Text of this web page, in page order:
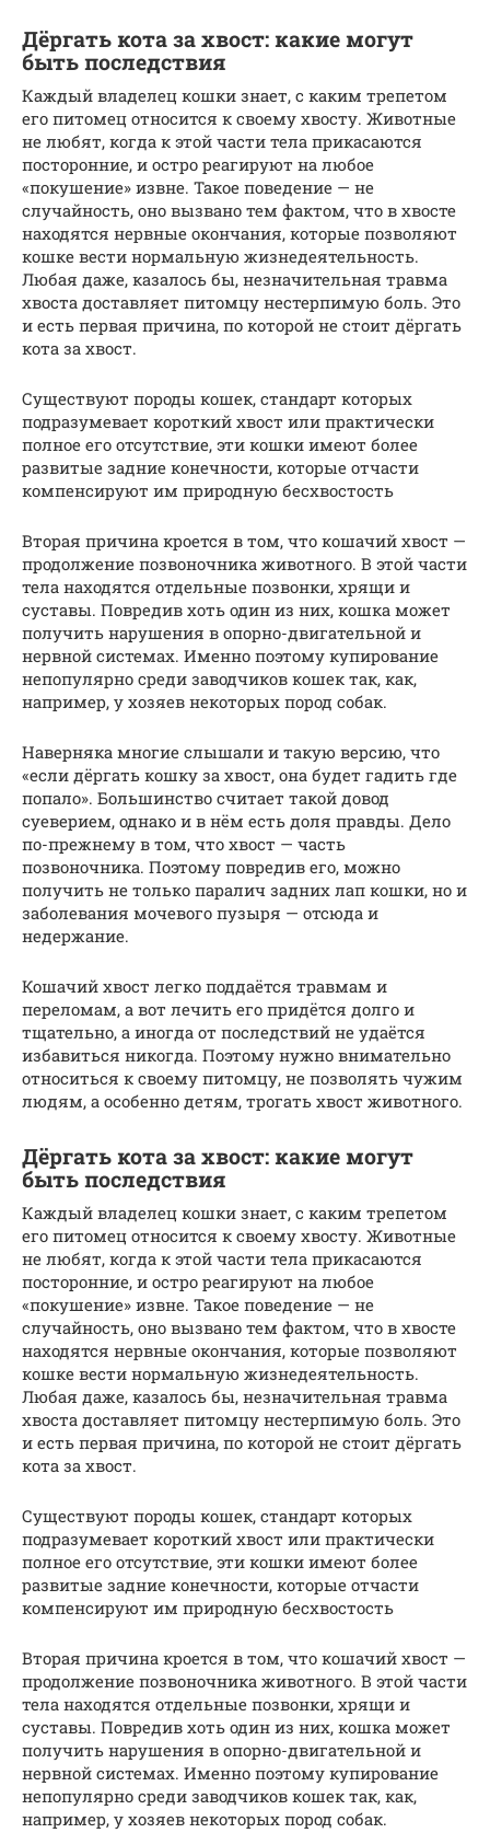
Дёргать кота за хвост: какие могут
быть последствия
Каждый владелец кошки знает, с каким трепетом
его питомец относится к своему хвосту. Животные
не любят, когда к этой части тела прикасаются
посторонние, и остро реагируют на любое
«покушение» извне. Такое поведение — не
случайность, оно вызвано тем фактом, что в хвосте
находятся нервные окончания, которые позволяют
кошке вести нормальную жизнедеятельность.
Любая даже, казалось бы, незначительная травма
хвоста доставляет питомцу нестерпимую боль. Это
и есть первая причина, по которой не стоит дёргать
кота за хвост.
Существуют породы кошек, стандарт которых
подразумевает короткий хвост или практически
полное его отсутствие, эти кошки имеют более
развитые задние конечности, которые отчасти
компенсируют им природную бесхвостость
Вторая причина кроется в том, что кошачий хвост —
продолжение позвоночника животного. В этой части
тела находятся отдельные позвонки, хрящи и
суставы. Повредив хоть один из них, кошка может
получить нарушения в опорно-двигательной и
нервной системах. Именно поэтому купирование
непопулярно среди заводчиков кошек так, как,
например, у хозяев некоторых пород собак.
Наверняка многие слышали и такую версию, что
«если дёргать кошку за хвост, она будет гадить где
попало». Большинство считает такой довод
суеверием, однако и в нём есть доля правды. Дело
по-прежнему в том, что хвост — часть
позвоночника. Поэтому повредив его, можно
получить не только паралич задних лап кошки, но и
заболевания мочевого пузыря — отсюда и
недержание.
Кошачий хвост легко поддаётся травмам и
переломам, а вот лечить его придётся долго и
тщательно, а иногда от последствий не удаётся
избавиться никогда. Поэтому нужно внимательно
относиться к своему питомцу, не позволять чужим
людям, а особенно детям, трогать хвост животного.
Дёргать кота за хвост: какие могут
быть последствия
Каждый владелец кошки знает, с каким трепетом
его питомец относится к своему хвосту. Животные
не любят, когда к этой части тела прикасаются
посторонние, и остро реагируют на любое
«покушение» извне. Такое поведение — не
случайность, оно вызвано тем фактом, что в хвосте
находятся нервные окончания, которые позволяют
кошке вести нормальную жизнедеятельность.
Любая даже, казалось бы, незначительная травма
хвоста доставляет питомцу нестерпимую боль. Это
и есть первая причина, по которой не стоит дёргать
кота за хвост.
Существуют породы кошек, стандарт которых
подразумевает короткий хвост или практически
полное его отсутствие, эти кошки имеют более
развитые задние конечности, которые отчасти
компенсируют им природную бесхвостость
Вторая причина кроется в том, что кошачий хвост —
продолжение позвоночника животного. В этой части
тела находятся отдельные позвонки, хрящи и
суставы. Повредив хоть один из них, кошка может
получить нарушения в опорно-двигательной и
нервной системах. Именно поэтому купирование
непопулярно среди заводчиков кошек так, как,
например, у хозяев некоторых пород собак.